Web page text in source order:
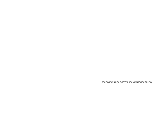
מגיעים בכמה סוגי כשרות.